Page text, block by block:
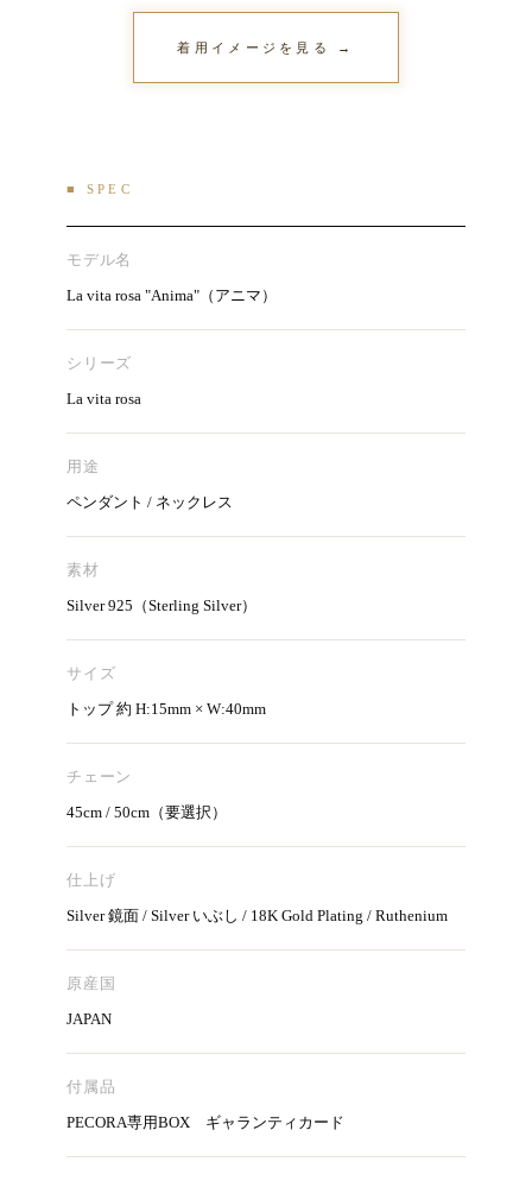
着用イメージを見る →
■ SPEC
モデル名
La vita rosa "Anima"（アニマ）
シリーズ
La vita rosa
用途
ペンダント / ネックレス
素材
Silver 925（Sterling Silver）
サイズ
トップ 約 H:15mm × W:40mm
チェーン
45cm / 50cm（要選択）
仕上げ
Silver 鏡面 / Silver いぶし / 18K Gold Plating / Ruthenium
原産国
JAPAN
付属品
PECORA専用BOX ギャランティカード